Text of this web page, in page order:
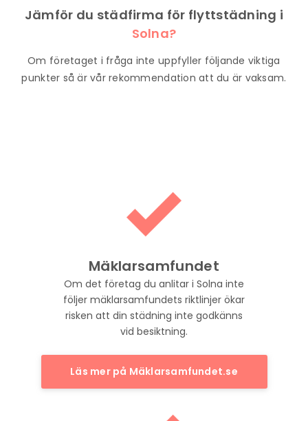
Jämför du städfirma för flyttstädning i
Solna?
Om företaget i fråga inte uppfyller följande viktiga
punkter så är vår rekommendation att du är vaksam.
Mäklarsamfundet
Om det företag du anlitar i Solna inte
följer mäklarsamfundets riktlinjer ökar
risken att din städning inte godkänns
vid besiktning.
Läs mer på Mäklarsamfundet.se